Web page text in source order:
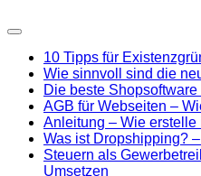
Expand
10 Tipps für
Wie sinnvoll sind die
Die beste
AGB für Webseiten –
Anleitung – Wie
Was ist Dropshipping?
Steuern als
Umsetzen